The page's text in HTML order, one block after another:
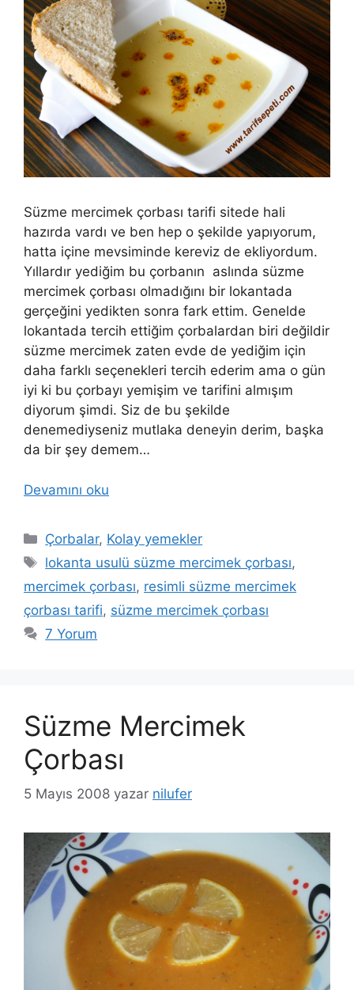
Süzme mercimek çorbası tarifi sitede hali
hazırda vardı ve ben hep o şekilde yapıyorum,
hatta içine mevsiminde kereviz de ekliyordum.
Yıllardır yediğim bu çorbanın aslında süzme
mercimek çorbası olmadığını bir lokantada
gerçeğini yedikten sonra fark ettim. Genelde
lokantada tercih ettiğim çorbalardan biri değildir
süzme mercimek zaten evde de yediğim için
daha farklı seçenekleri tercih ederim ama o gün
iyi ki bu çorbayı yemişim ve tarifini almışım
diyorum şimdi. Siz de bu şekilde
denemediyseniz mutlaka deneyin derim, başka
da bir şey demem…
Devamını oku
Kategoriler
Çorbalar, Kolay yemekler
Etiketler
lokanta usulü süzme mercimek çorbası,
mercimek çorbası, resimli süzme mercimek
çorbası tarifi, süzme mercimek çorbası
7 Yorum
Süzme Mercimek
Çorbası
5 Mayıs 2008 yazar nilufer